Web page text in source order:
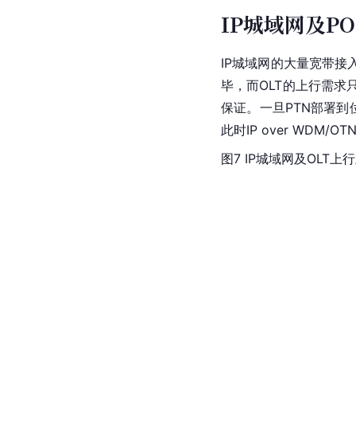
IP城域网及
IP城域网的大量宽带接
毕，而OLT的上行需求
保证。一旦PTN部署到
此时IP over WDM/
图7 IP城域网及OLT上